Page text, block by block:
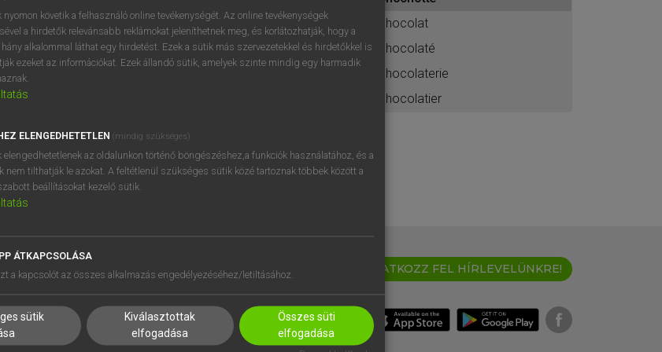
próbaverziójának elindításához
regisztrálok ésbelépek.
REGISZTRÁCIÓ
chocolat
chocolaté
chocolaterie
chocolatier
SÚGÓ
RÓLUNK
SÜTI BEÁLLÍTÁSOK
IRATKOZZ FEL HÍRLEVELÜNKRE!
nyomon követik a felhasználó online tevékenységét. Az online tevékenységek
a hirdetők relevánsabb reklámokat jeleníthetnek meg, és korlátozhatják, hogy a
alkalommal láthat egy hirdetést. Ezek a sütik más szervezetekkel és hirdetőkkel is
ezeket az információkat. Ezek állandó sütik, amelyek szinte mindig egy harmadik
ELENGEDHETETLEN (mindig szükséges)
elengedhetetlenek az oldalunkon történő böngészéshez,a funkciók használatához, és a
nem tilthatják le azokat. A feltétlenül szükséges sütik közé tartoznak többek között a
beállításokat kezelő sütik.
ÁTKAPCSOLÁSA
a kapcsolót az összes alkalmazás engedélyezéséhez/letiltásához.
sütik
Kiválasztottak
elfogadása
Összes süti
elfogadása